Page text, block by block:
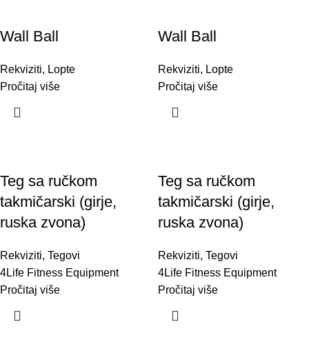
Wall Ball
Rekviziti, Lopte
Pročitaj više
Wall Ball
Rekviziti, Lopte
Pročitaj više
Teg sa ručkom
takmičarski (girje,
ruska zvona)
Rekviziti, Tegovi
4Life Fitness Equipment
Pročitaj više
Teg sa ručkom
takmičarski (girje,
ruska zvona)
Rekviziti, Tegovi
4Life Fitness Equipment
Pročitaj više